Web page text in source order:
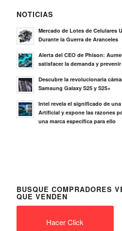
NOTICIAS
Mercado de Lotes de Celulares
Durante la Guerra de Aranceles
Alerta del CEO de Phison:
satisfacer la demanda y
Descubre la revolucionaria
Samsung Galaxy S25 y S25+
Intel revela el significado de
Artificial y expone las razones
una marca específica para ello
BUSQUE COMPRADORES
QUE VENDEN
Hacer Click